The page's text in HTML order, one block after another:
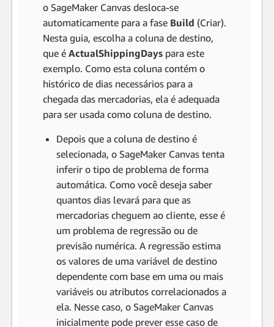
o SageMaker Canvas desloca-se
automaticamente para a fase Build (Criar).
Nesta guia, escolha a coluna de destino,
que é ActualShippingDays para este
exemplo. Como esta coluna contém o
histórico de dias necessários para a
chegada das mercadorias, ela é adequada
para ser usada como coluna de destino.
Depois que a coluna de destino é
selecionada, o SageMaker Canvas tenta
inferir o tipo de problema de forma
automática. Como você deseja saber
quantos dias levará para que as
mercadorias cheguem ao cliente, esse é
um problema de regressão ou de
previsão numérica. A regressão estima
os valores de uma variável de destino
dependente com base em uma ou mais
variáveis ou atributos correlacionados a
ela. Nesse caso, o SageMaker Canvas
inicialmente pode prever esse caso de